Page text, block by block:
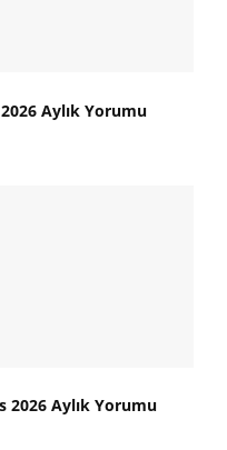
Aylık Yorumu
2026 Aylık Yorumu